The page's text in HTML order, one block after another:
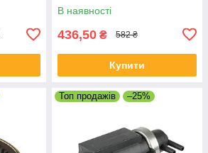
В наявності
436,50 ₴ 582 ₴
Купити
Топ продажів –25%